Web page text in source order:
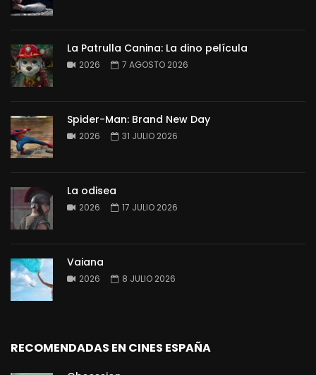
La Patrulla Canina: La dino película
2026 7 AGOSTO 2026
Spider-Man: Brand New Day
2026 31 JULIO 2026
La odisea
2026 17 JULIO 2026
Vaiana
2026 8 JULIO 2026
RECOMENDADAS EN CINES ESPAÑA